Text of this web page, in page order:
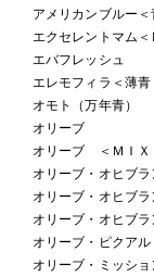
アメリカンブルー＜
エクセレントマム＜
エバフレッシュ
エレモフィラ＜薄
オモト（万年青）
オリーブ
オリーブ ＜ＭＩＸ
オリーブ・オヒブラ
オリーブ・オヒブラ
オリーブ・オヒブラ
オリーブ・ピクアル
オリーブ・ミッショ